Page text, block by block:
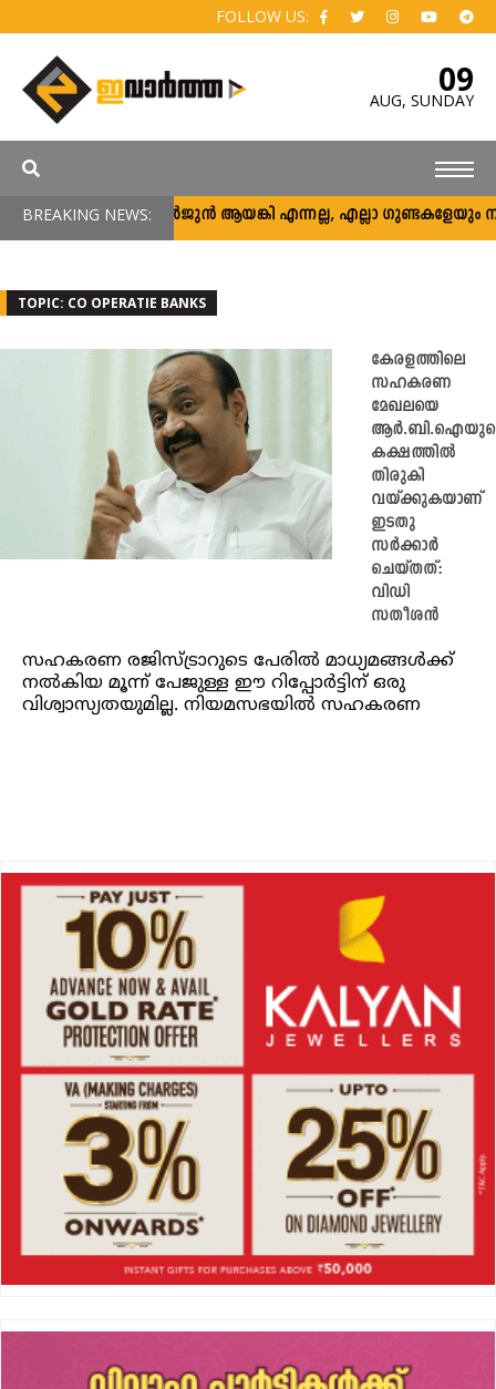
FOLLOW US:
09
AUG, SUNDAY
BREAKING NEWS:അര്‍ജുന്‍ ആയങ്കി എന്നല്ല, എല്ലാ ഗുണ്ടകളേയും
TOPIC: CO OPERATIE BANKS
കേരളത്തിലെ
സഹകരണ
മേഖലയെ
കക്ഷത്തില്‍
തിരുകി
വയ്ക്കുകയാണ്
ഇടതു
സര്‍ക്കാര്‍
ചെയ്തത്:
വിഡി
സതീശൻ
സഹകരണ രജിസ്ട്രാറുടെ പേരില്‍ മാധ്യമങ്ങള്‍ക്ക്
നല്‍കിയ മൂന്ന് പേജുള്ള ഈ റിപ്പോര്‍ട്ടിന് ഒരു
വിശ്വാസ്യതയുമില്ല. നിയമസഭയില്‍ സഹകരണ